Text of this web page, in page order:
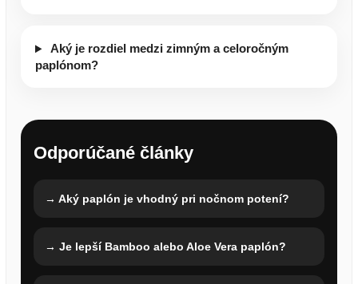
Aký je rozdiel medzi zimným a celoročným
paplónom?
Odporúčané články
→ Aký paplón je vhodný pri nočnom potení?
→ Je lepší Bamboo alebo Aloe Vera paplón?